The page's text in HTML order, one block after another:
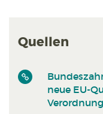
Quellen
neue EU-
Verordnung